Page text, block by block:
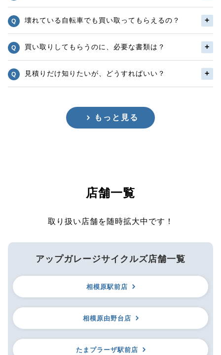
壊れている自転車でも買い取ってもらえるの？
買い取りしてもらうのに、必要な書類は？
見積りだけ知りたいが、どうすればいい？
もっと見る
店舗一覧
取り扱い店舗を随時拡大中です！
アップガレージサイクルズ店舗一覧
相模原駅前店
相模原由野台店
たまプラーザ駅前店